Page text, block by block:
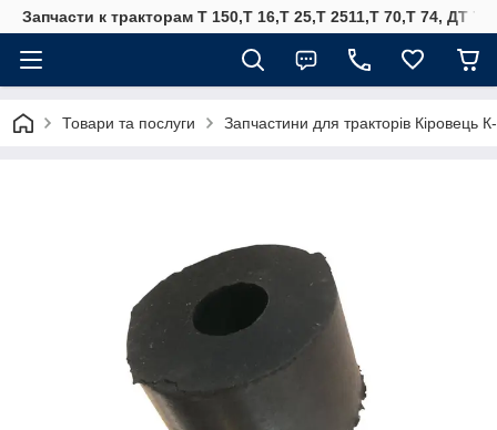
Запчасти к тракторам Т 150,Т 16,Т 25,Т 2511,Т 70,Т 74, ДТ
Товари та послуги Запчастини для тракторів Кіровець